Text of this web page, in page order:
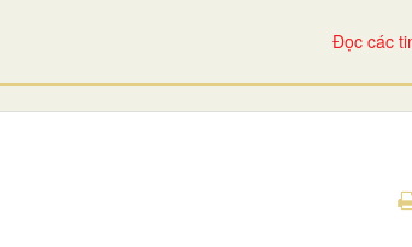
Đọc các